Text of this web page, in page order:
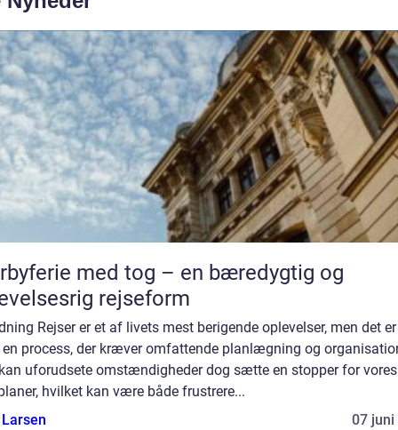
med tog – en bæredygtig og
rejseform
Rejser er et af livets mest berigende oplevelser, men det er
process, der kræver omfattende planlægning og
uforudsete omstændigheder dog sætte en stopper for vores
hvilket kan være både frustrere...
07 juni